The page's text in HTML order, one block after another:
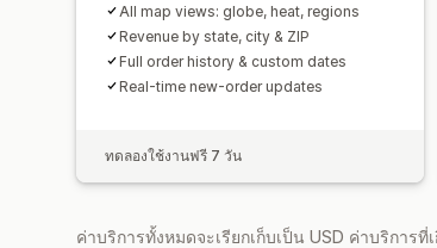
All map views: globe, heat, regions
Revenue by state, city & ZIP
Full order history & custom dates
Real-time new-order updates
ทดลองใช้งานฟรี 7 วัน
ค่าบริการทั้งหมดจะเรียกเก็บเป็น USD ค่าบริการ